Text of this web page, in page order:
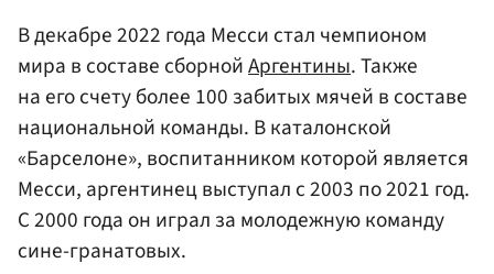
В декабре 2022 года Месси стал чемпионом
мира в составе сборнойАргентины. Также
на его счету более 100 забитых мячей в составе
национальной команды. В каталонской
«Барселоне», воспитанником которой является
Месси, аргентинец выступал с 2003 по 2021 год.
С 2000 года он играл за молодежную команду
сине-гранатовых.